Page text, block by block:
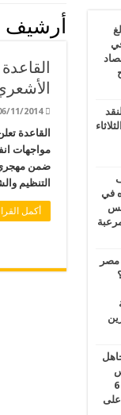
أرشيف
11/2014
القاعدة
مواجهات
ضمن مهجري
التنظيم
أكمل
5 أغسطس 2026.. حصاد
300 ألف
في
السويس
مرعبة
مصر
2026.. أوضاع قاسية لأصحاب المعاشات المتأخرة 6